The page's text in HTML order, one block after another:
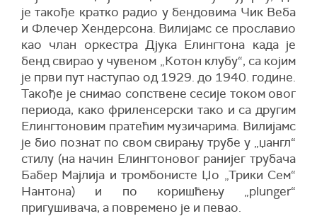
је такође кратко радио у бендовима Чик Веба
и Флечер Хендерсона. Вилијамс се прославио
као члан оркестра Дјука Елингтона када је
бенд свирао у чувеном „Котон клубу“, са којим
је први пут наступао од 1929. до 1940. године.
Такође је снимао сопствене сесије током овог
периода, како фриленсерски тако и са другим
Елингтоновим пратећим музичарима. Вилијамс
је био познат по свом свирању трубе у „џангл“
стилу (на начин Елингтоновог ранијег трубача
Бабер Мајлија и тромбонисте Џо „Трики Сем“
Нантона) и по коришћењу „plunger“
пригушивача, а повремено је и певао.